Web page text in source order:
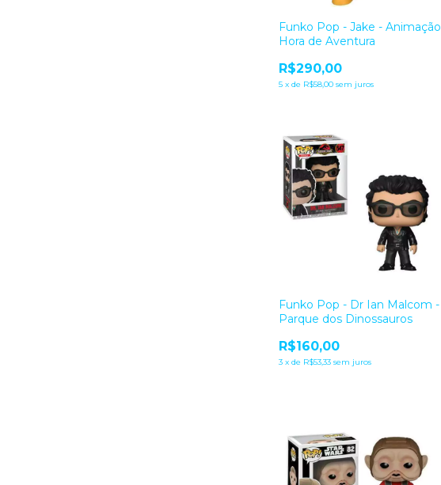
Funko Pop - Jake - Animação
Hora de Aventura
R$290,00
5 xde R$58,00 sem juros
Funko Pop - Dr Ian Malcom -
Parque dos Dinossauros
R$160,00
3 xde R$53,33 sem juros